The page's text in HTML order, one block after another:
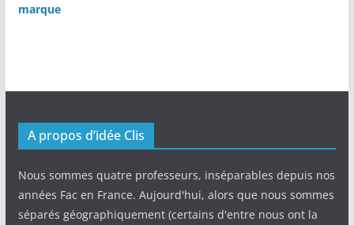
marque
A propos d’idée Clis
Nous sommes quatre professeurs, inséparables depuis nos
années Fac en France. Aujourd'hui, alors que nous sommes
séparés géographiquement (certains d'entre nous ont la